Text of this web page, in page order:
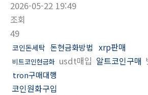
2026-05-22 19:49
조회
49
코인돈세탁 돈현금화방법 xrp판매
비트코인현금화 usdt매입 알트코인구매
tron구매대행
코인원화구입